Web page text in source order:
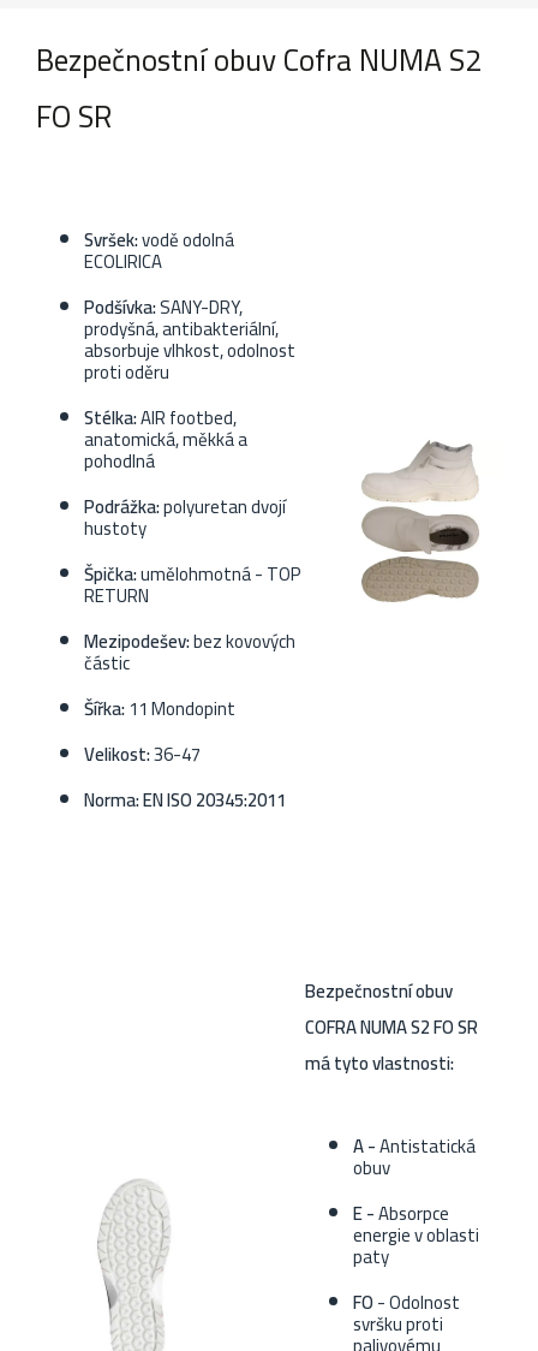
Bezpečnostní obuv Cofra NUMA S2
FO SR
Svršek:vodě odolná
ECOLIRICA
Podšívka:SANY-DRY,
prodyšná, antibakteriální,
absorbuje vlhkost, odolnost
proti oděru
Stélka:AIR footbed,
anatomická, měkká a
pohodlná
Podrážka:polyuretan dvojí
hustoty
Špička:umělohmotná - TOP
RETURN
Mezipodešev:bez kovových
částic
Šířka:11 Mondopint
Velikost:36-47
Norma: EN ISO 20345:2011
Bezpečnostní obuv
COFRA NUMA S2 FO SR
má tyto vlastnosti:
A -Antistatická
obuv
E -Absorpce
energie v oblasti
paty
FO- Odolnost
svršku proti